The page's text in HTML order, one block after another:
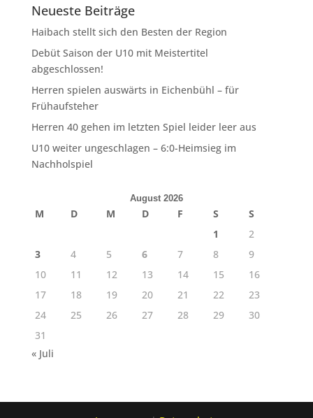
Neueste Beiträge
Haibach stellt sich den Besten der Region
Debüt Saison der U10 mit Meistertitel
abgeschlossen!
Herren spielen auswärts in Eichenbühl – für
Frühaufsteher
Herren 40 gehen im letzten Spiel leider leer aus
U10 weiter ungeschlagen – 6:0-Heimsieg im
Nachholspiel
August 2026
M D M D F S
S
1
2
3
4 5 6 7 8
9
10
11 12 13 14 15
16
17
18 19 20 21 22
23
24
25 26 27 28 29
30
31
« Juli